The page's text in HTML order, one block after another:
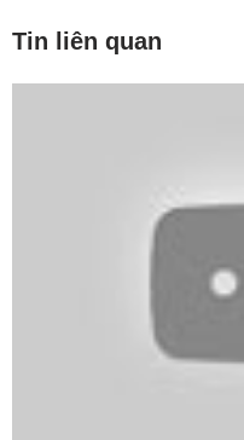
Tin liên quan